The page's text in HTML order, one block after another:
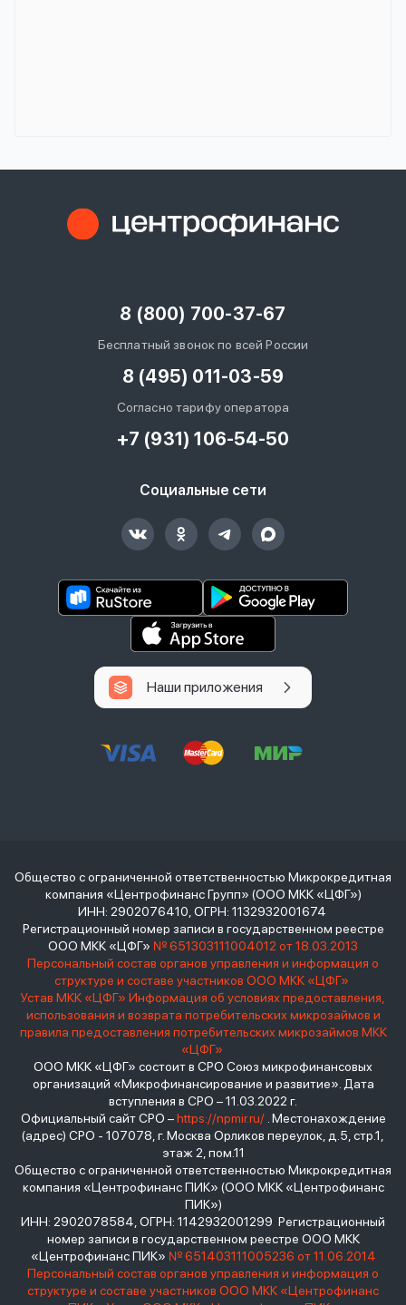
8 (800) 700-37-67
Бесплатный звонок по всей России
8 (495) 011-03-59
Согласно тарифу оператора
+7 (931) 106-54-50
Социальные сети
Наши приложения
Общество с ограниченной ответственностью Микрокредитная
компания «Центрофинанс Групп» (ООО МКК «ЦФГ»)
ИНН: 2902076410, ОГРН: 1132932001674
Регистрационный номер записи в государственном реестре
ООО МКК «ЦФГ» № 651303111004012 от 18.03.2013
Персональный состав органов управления и информация о
структуре и составе участников ООО МКК «ЦФГ»
Устав МКК «ЦФГ» Информация об условиях предоставления,
использования и возврата потребительских микрозаймов и
правила предоставления потребительских микрозаймов МКК
«ЦФГ»
ООО МКК «ЦФГ» состоит в СРО Союз микрофинансовых
организаций «Микрофинансирование и развитие». Дата
вступления в СРО – 11.03.2022 г.
Официальный сайт СРО –https://npmir.ru/. Местонахождение
(адрес) СРО - 107078, г. Москва Орликов переулок, д.5, стр.1,
этаж 2, пом.11
Общество с ограниченной ответственностью Микрокредитная
компания «Центрофинанс ПИК» (ООО МКК «Центрофинанс
ПИК»)
ИНН: 2902078584, ОГРН: 1142932001299 Регистрационный
номер записи в государственном реестре ООО МКК
«Центрофинанс ПИК» № 651403111005236 от 11.06.2014
Персональный состав органов управления и информация о
структуре и составе участников ООО МКК «Центрофинанс